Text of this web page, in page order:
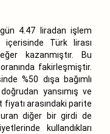
4.47 liradan işlem
Türk lirası
kazanmıştır. Bu
fakirleşmiştir.
%50 dışa bağımlı
yansımış ve
arasındaki parite
diğer bir girdi de
kullandıkları